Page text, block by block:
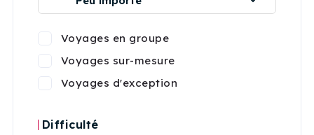
Voyages en groupe
Voyages sur-mesure
Voyages d'exception
Difficulté